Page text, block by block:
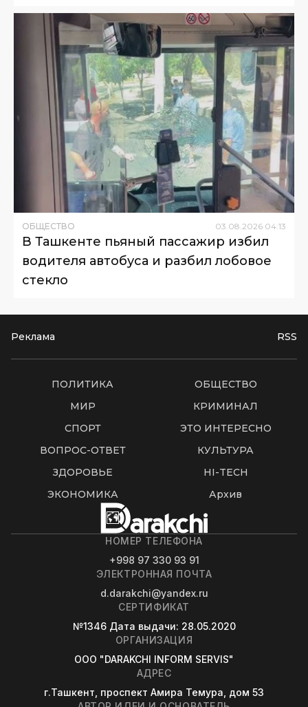
ОБЩЕСТВО 03.08.2026 04:13
В Ташкенте пьяный пассажир избил
водителя автобуса и разбил лобовое
стекло
Реклама RSS
ПОЛИТИКА
ОБЩЕСТВО
МИР
КРИМИНАЛ
СПОРТ
ЭТО ИНТЕРЕСНО
ВОПРОС-ОТВЕТ
КУЛЬТУРА
ЗДОРОВЬЕ
HI-TECH
ЭКОНОМИКА
Архив
НОМЕР ТЕЛЕФОНА
+998 97 330 93 91
ЭЛЕКТРОННАЯ ПОЧТА
d.darakchi@yandex.ru
СЕРТИФИКАТ
№1346 Дата выдачи: 28.05.2020
ОРГАНИЗАЦИЯ
OOO "DARAKCHI INFORM SERVIS"
АДРЕС
г.Ташкент, проспект Амира Темура, дом 53